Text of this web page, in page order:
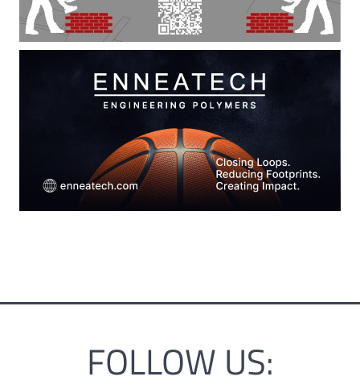
FOLLOW US: